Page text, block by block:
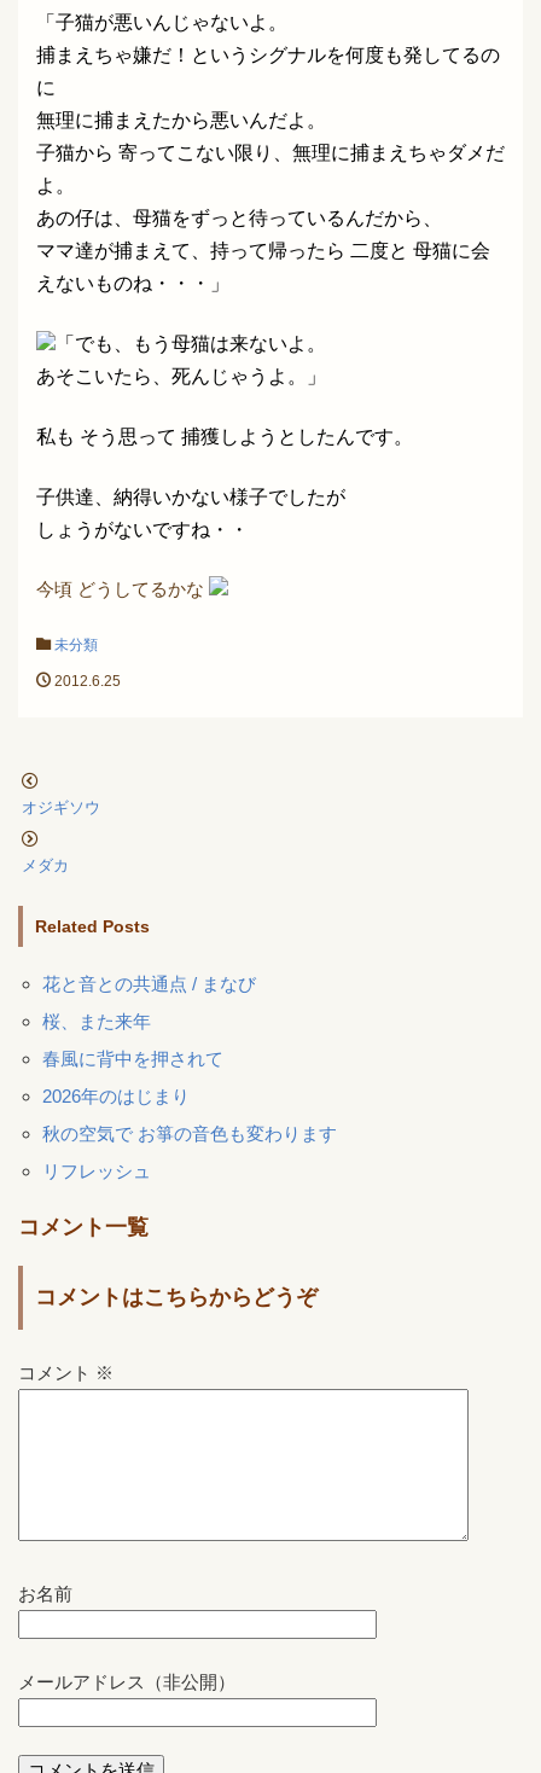
「子猫が悪いんじゃないよ。
捕まえちゃ嫌だ！というシグナルを何度も発してるの
に
無理に捕まえたから悪いんだよ。
子猫から 寄ってこない限り、無理に捕まえちゃダメだ
よ。
あの仔は、母猫をずっと待っているんだから、
ママ達が捕まえて、持って帰ったら 二度と 母猫に会
えないものね・・・」
「でも、もう母猫は来ないよ。
あそこいたら、死んじゃうよ。」
私も そう思って 捕獲しようとしたんです。
子供達、納得いかない様子でしたが
しょうがないですね・・
今頃 どうしてるかな
未分類
2012.6.25
オジギソウ
メダカ
Related Posts
花と音との共通点 / まなび
桜、また来年
春風に背中を押されて
2026年のはじまり
秋の空気で お箏の音色も変わります
リフレッシュ
コメント一覧
コメントはこちらからどうぞ
コメント ※
お名前
メールアドレス（非公開）